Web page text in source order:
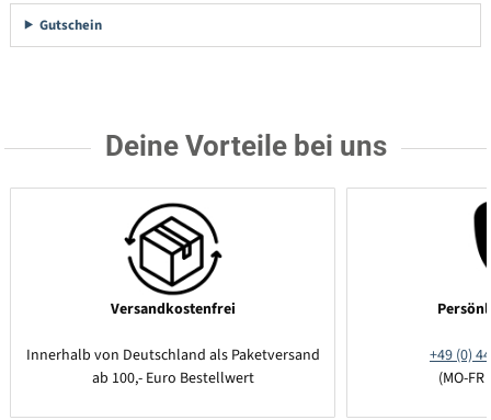
Gutschein
Deine Vorteile bei uns
Versandkostenfrei
Innerhalb von Deutschland als Paketversand
ab 100,- Euro Bestellwert
+49 (0)
(MO-